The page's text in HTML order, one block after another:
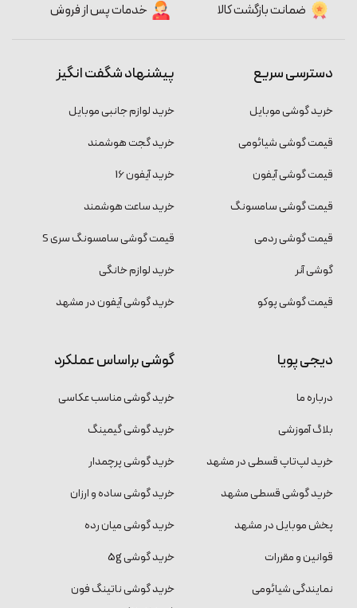
ضمانت بازگشت کالا خدمات پس از فروش
دسترسی سریع
خرید گوشی موبایل
قیمت گوشی شیائومی
قیمت گوشی آیفون
قیمت گوشی سامسونگ
قیمت گوشی ردمی
گوشی آنر
قیمت گوشی پوکو
پیشنهاد شگفت انگیز
خرید لوازم جانبی موبایل
خرید گجت هوشمند
خرید آیفون 16
خرید ساعت هوشمند
قیمت گوشی سامسونگ سری S
خرید لوازم خانگی
خرید گوشی آیفون در مشهد
دیجی پویا
درباره ما
بلاگ آموزشی
خرید لپ‌تاپ قسطی در مشهد
خرید گوشی قسطی مشهد
پخش موبایل در مشهد
قوانین و مقررات
نمایندگی شیائومی
گوشی براساس عملکرد
خرید گوشی مناسب عکاسی
خرید گوشی گیمینگ
خرید گوشی پرچمدار
خرید گوشی ساده و ارزان
خرید گوشی میان رده
خرید گوشی 5g
خرید گوشی ناتینگ فون